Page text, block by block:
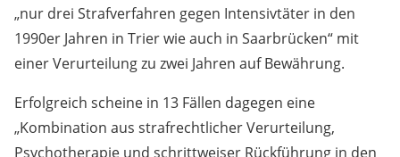
„nur drei Strafverfahren gegen Intensivtäter in den
1990er Jahren in Trier wie auch in Saarbrücken“ mit
einer Verurteilung zu zwei Jahren auf Bewährung.
Erfolgreich scheine in 13 Fällen dagegen eine
„Kombination aus strafrechtlicher Verurteilung,
Psychotherapie und schrittweiser Rückführung in den